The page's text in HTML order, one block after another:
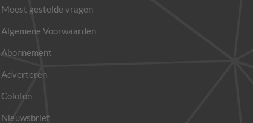
Meest gestelde vragen
Algemene Voorwaarden
Abonnement
Adverteren
Colofon
Nieuwsbrief